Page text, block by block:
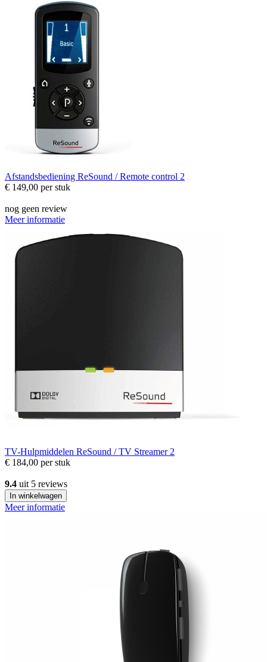
Afstandsbediening ReSound / Remote control 2
€ 149,00 per stuk
nog geen review
Meer informatie
TV-Hulpmiddelen ReSound / TV Streamer 2
€ 184,00 per stuk
9.4 uit 5 reviews
In winkelwagen
Meer informatie